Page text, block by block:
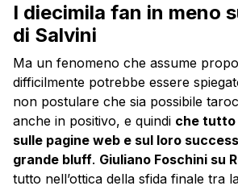
I diecimila fan in meno
di Salvini
Ma un fenomeno che assume
difficilmente potrebbe essere
non postulare che sia possibile
anche in positivo, e quindi che tutto
sulle pagine web e sul loro
grande bluff. Giuliano Foschini su
tutto nell’ottica della sfida finale tra